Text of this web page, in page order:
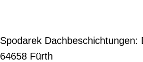
Spodarek Dachbeschichtungen:
64658 Fürth